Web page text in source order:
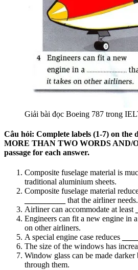
Giải bài đọc Boeing 787 trong
Câu hỏi: Complete labels (1-7) on the
MORE THAN TWO WORDS AND/
passage for each answer.
Composite fuselage material is
traditional aluminium sheets.
Composite fuselage material
that the airliner needs.
Airliner can accommodate at least
Engineers can fit a new engine in a
on other airliners.
A special engine case reduces
The size of the windows has
Window glass can be made darker
through them.